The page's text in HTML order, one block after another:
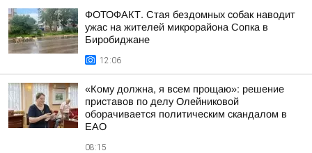
ФОТОФАКТ. Стая бездомных собак наводит
ужас на жителей микрорайона Сопка в
Биробиджане
12:06
«Кому должна, я всем прощаю»: решение
приставов по делу Олейниковой
оборачивается политическим скандалом в
ЕАО
08:15